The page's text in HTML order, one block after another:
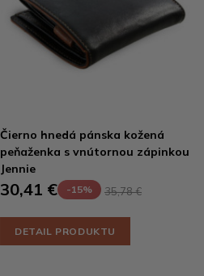
Čierno hnedá pánska kožená
peňaženka s vnútornou zápinkou
Jennie
30,41 € -15% 35,78 €
DETAIL PRODUKTU